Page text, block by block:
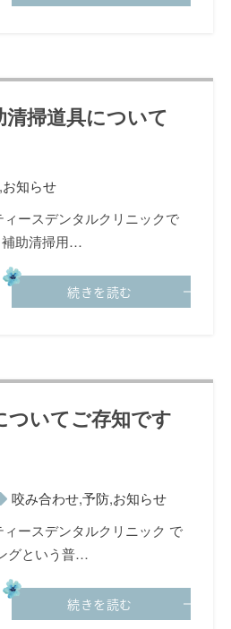
掃道具について
,お知らせ
ースデンタルクリニックで
助清掃用…
続きを読む
ついてご存知です
咬み合わせ,予防,お知らせ
ースデンタルクリニック で
グという普…
続きを読む